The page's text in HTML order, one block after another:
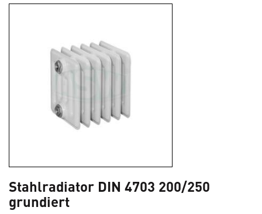
Stahlradiator DIN 4703 200/250
grundiert